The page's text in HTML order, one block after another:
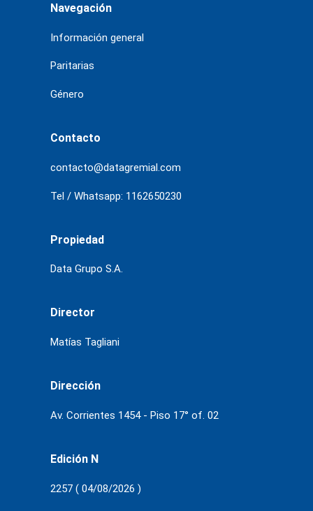
Navegación
Información general
Paritarias
Género
Contacto
contacto@datagremial.com
Tel / Whatsapp: 1162650230
Propiedad
Data Grupo S.A.
Director
Matías Tagliani
Dirección
Av. Corrientes 1454 - Piso 17° of. 02
Edición N
2257 ( 04/08/2026 )